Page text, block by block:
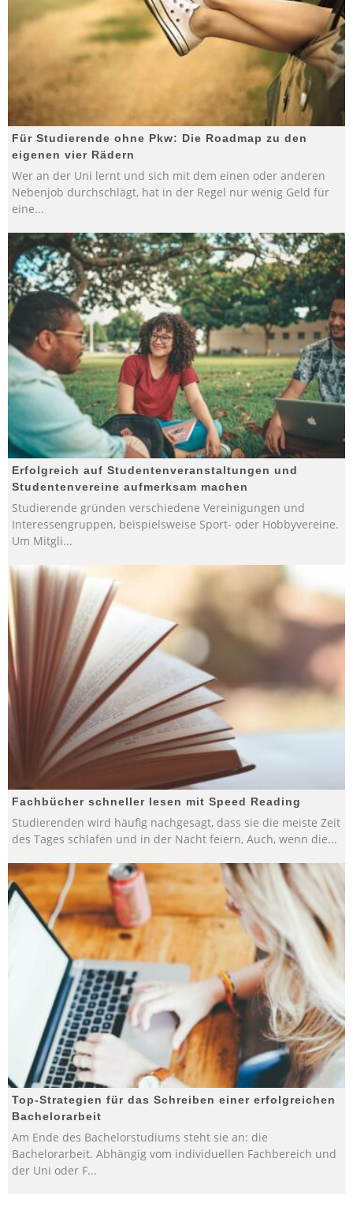
Für Studierende ohne Pkw: Die Roadmap zu den
eigenen vier Rädern
Wer an der Uni lernt und sich mit dem einen oder anderen
Nebenjob durchschlägt, hat in der Regel nur wenig Geld für
eine...
Erfolgreich auf Studentenveranstaltungen und
Studentenvereine aufmerksam machen
Studierende gründen verschiedene Vereinigungen und
Interessengruppen, beispielsweise Sport- oder Hobbyvereine.
Um Mitgli...
Fachbücher schneller lesen mit Speed Reading
Studierenden wird häufig nachgesagt, dass sie die meiste Zeit
des Tages schlafen und in der Nacht feiern, Auch, wenn die...
Top-Strategien für das Schreiben einer erfolgreichen
Bachelorarbeit
Am Ende des Bachelorstudiums steht sie an: die
Bachelorarbeit. Abhängig vom individuellen Fachbereich und
der Uni oder F...